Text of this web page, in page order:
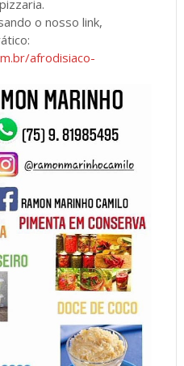
o nosso link,
afrodisiaco-